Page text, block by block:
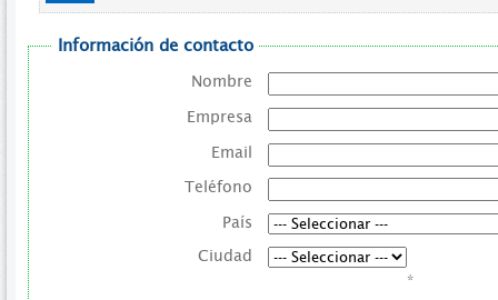
Información de contacto
Nombre
Empresa
Email
Teléfono
País
Ciudad
*